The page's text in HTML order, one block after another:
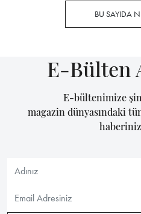
BU SAYIDA
E-Bülten
E-bültenimize
magazin dünyasındaki